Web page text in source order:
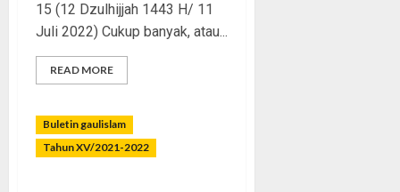
15 (12 Dzulhijjah 1443 H/ 11
Juli 2022) Cukup banyak, atau...
READ MORE
Buletin gaulislam
Tahun XV/2021-2022